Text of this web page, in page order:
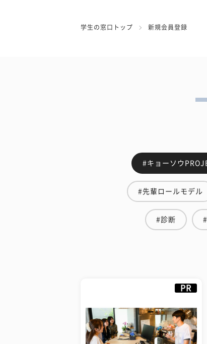
学生の窓口トップ 新規会員登録
#キョーソウ
#先輩ロールモデル
#診断
PR